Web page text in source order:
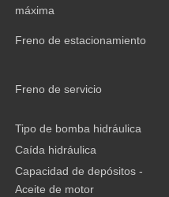
máxima
Freno de estacionamiento
Freno de servicio
Tipo de bomba hidráulica
Caída hidráulica
Capacidad de depósitos -
Aceite de motor